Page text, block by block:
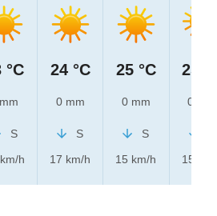
°C
S
h
24 °C
0 mm
S
17 km/h
25 °C
0 mm
S
15 km/h
25 °C
0 mm
15 km/h